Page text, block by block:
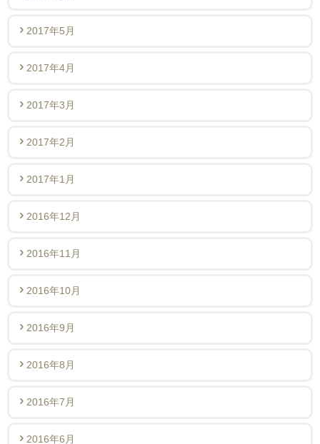
2017年5月
2017年4月
2017年3月
2017年2月
2017年1月
2016年12月
2016年11月
2016年10月
2016年9月
2016年8月
2016年7月
2016年6月